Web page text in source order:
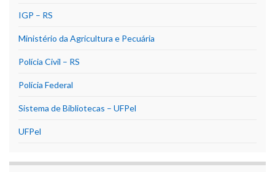
IGP – RS
Ministério da Agricultura e Pecuária
Polícia Civil – RS
Polícia Federal
Sistema de Bibliotecas – UFPel
UFPel